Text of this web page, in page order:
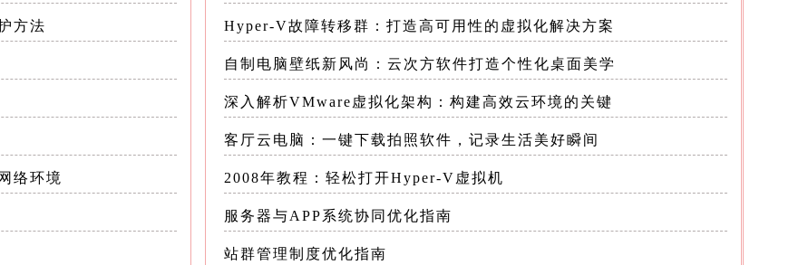
虚拟机，并关闭其电源
端中，转到“存储”页面，点击工具栏上的“数据存储浏
虚拟机的文件夹，选中虚拟机文件（包括.vmx
将选中的虚拟机文件下载到本地作为备份
方法
络环境
Hyper-V故障转移群：打造高可用性的虚拟化解决方案
自制电脑壁纸新风尚：云次方软件打造个性化桌面美学
深入解析VMware虚拟化架构：构建高效云环境的关键
客厅云电脑：一键下载拍照软件，记录生活美好瞬间
2008年教程：轻松打开Hyper-V虚拟机
服务器与APP系统协同优化指南
站群管理制度优化指南